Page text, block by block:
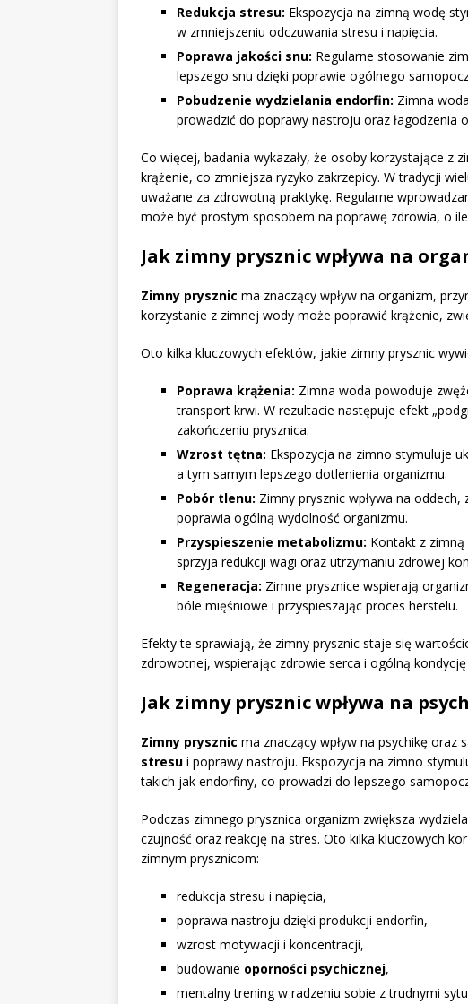
Redukcja stresu: Ekspozycja na zimną wodę
w zmniejszeniu odczuwania stresu i napięcia.
Poprawa jakości snu: Regularne stosowanie
lepszego snu dzięki poprawie ogólnego
Pobudzenie wydzielania endorfin: Zimna
prowadzić do poprawy nastroju oraz łagodzenia
Co więcej, badania wykazały, że osoby korzystające z
krążenie, co zmniejsza ryzyko zakrzepicy. W tradycji
uważane za zdrowotną praktykę. Regularne
może być prostym sposobem na poprawę zdrowia, o
Jak zimny prysznic wpływa na
Zimny prysznic ma znaczący wpływ na organizm,
korzystanie z zimnej wody może poprawić krążenie,
Oto kilka kluczowych efektów, jakie zimny prysznic
Poprawa krążenia: Zimna woda powoduje
transport krwi. W rezultacie następuje efekt
zakończeniu prysznica.
Wzrost tętna: Ekspozycja na zimno stymuluje
a tym samym lepszego dotlenienia organizmu.
Pobór tlenu: Zimny prysznic wpływa na
poprawia ogólną wydolność organizmu.
Przyspieszenie metabolizmu: Kontakt z
sprzyja redukcji wagi oraz utrzymaniu zdrowej
Regeneracja: Zimne prysznice wspierają
bóle mięśniowe i przyspieszając proces herstelu.
Efekty te sprawiają, że zimny prysznic staje się
zdrowotnej, wspierając zdrowie serca i ogólną
Jak zimny prysznic wpływa na
Zimny prysznic ma znaczący wpływ na psychikę oraz
stresu i poprawy nastroju. Ekspozycja na zimno
takich jak endorfiny, co prowadzi do lepszego
Podczas zimnego prysznica organizm zwiększa
czujność oraz reakcję na stres. Oto kilka kluczowych
zimnym prysznicom:
redukcja stresu i napięcia,
poprawa nastroju dzięki produkcji endorfin,
wzrost motywacji i koncentracji,
budowanie oporności psychicznej,
mentalny trening w radzeniu sobie z trudnymi